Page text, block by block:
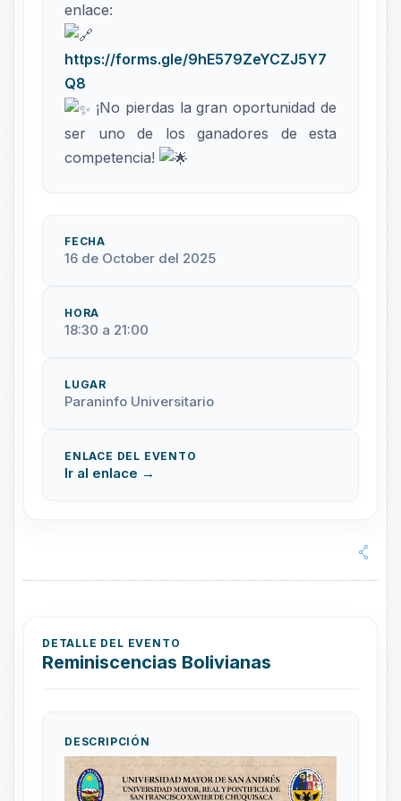
enlace:
https://forms.gle/9hE579ZeYCZJ5Y7
Q8
¡No pierdas la gran oportunidad de
ser uno de los ganadores de esta
competencia!
FECHA
16 de October del 2025
HORA
18:30 a 21:00
LUGAR
Paraninfo Universitario
ENLACE DEL EVENTO
Ir al enlace →
DETALLE DEL EVENTO
Reminiscencias Bolivianas
DESCRIPCIÓN